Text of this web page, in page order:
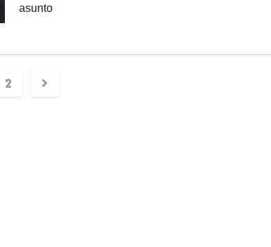
asunto
2